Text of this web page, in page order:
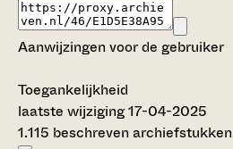
Aanwijzingen voor de gebruiker
Toegankelijkheid
laatste wijziging 17-04-2025
1.115 beschreven archiefstukken